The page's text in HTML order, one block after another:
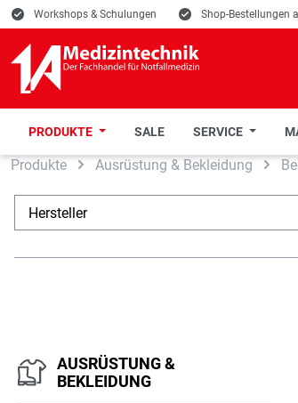
Hauptinhalt springen
Zur Suche springen
Zur Hauptnavigation springen
E Workshops & Schulungen E Shop-Bestellungen
PRODUKTE SALE SERVICE
Produkte Ausrüstung & Bekleidung
Hersteller
AUSRÜSTUNG &
BEKLEIDUNG